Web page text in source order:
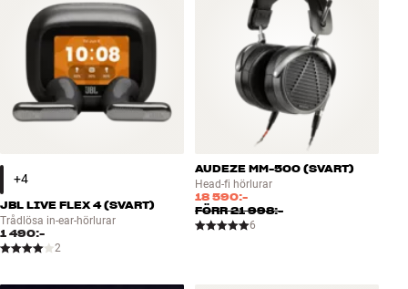
JBL LIVE FLEX 4 (SVART)
Trådlösa in-ear-hörlurar
1 490:-
2
AUDEZE MM-500 (SVART)
Head-fi hörlurar
18 590:-
FÖRR21 998:-
6